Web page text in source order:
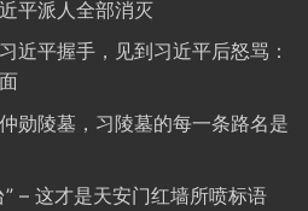
平派人全部消灭
近平握手，见到习近平后怒骂：
勋陵墓，习陵墓的每一条路名是
– 这才是天安门红墙所喷标语